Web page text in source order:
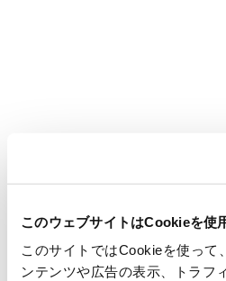
このウェブサイトはCookieを使
このサイトではCookieを使って
ンテンツや広告の表示、トラフ